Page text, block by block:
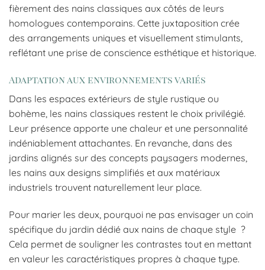
fièrement des nains classiques aux côtés de leurs
homologues contemporains. Cette juxtaposition crée
des arrangements uniques et visuellement stimulants,
reflétant une prise de conscience esthétique et historique.
Adaptation aux environnements variés
Dans les espaces extérieurs de style rustique ou
bohème, les nains classiques restent le choix privilégié.
Leur présence apporte une chaleur et une personnalité
indéniablement attachantes. En revanche, dans des
jardins alignés sur des concepts paysagers modernes,
les nains aux designs simplifiés et aux matériaux
industriels trouvent naturellement leur place.
Pour marier les deux, pourquoi ne pas envisager un coin
spécifique du jardin dédié aux nains de chaque style ?
Cela permet de souligner les contrastes tout en mettant
en valeur les caractéristiques propres à chaque type.